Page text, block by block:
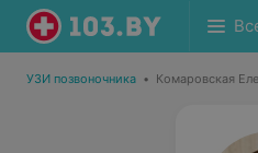
УЗИ позвоночника • Комаровская